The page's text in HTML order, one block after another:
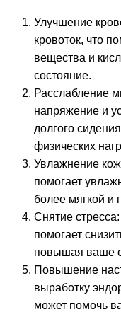
Улучшение
кровоток, что
вещества и
состояние.
Расслабление
напряжение и
долгого
физических
Увлажнение
помогает
более мягкой и
Снятие
помогает
повышая ваше
Повышение
выработку
может помочь